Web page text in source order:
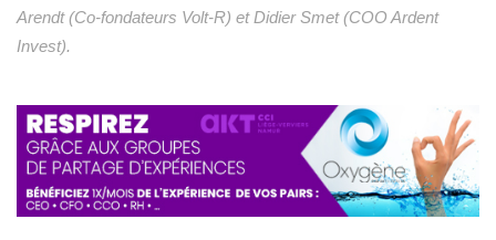
Arendt (Co-fondateurs Volt-R) et Didier Smet (COO Ardent
Invest).